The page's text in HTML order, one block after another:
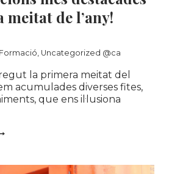
de l’any!
Formació Uncategorized @ca
la primera meitat del
acumulades diverses fites,
que ens il·lusiona